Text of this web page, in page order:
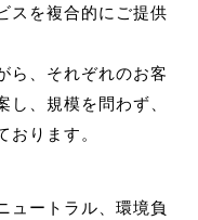
スを複合的にご提供
ら、それぞれのお客
、規模を問わず、
おります。
ュートラル、環境負